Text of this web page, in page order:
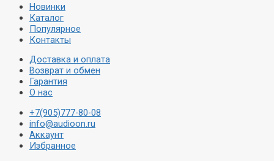
Новинки
Каталог
Популярное
Контакты
Доставка и оплата
Возврат и обмен
Гарантия
О нас
+7(905)777-80-08
info@audioon.ru
Аккаунт
Избранное